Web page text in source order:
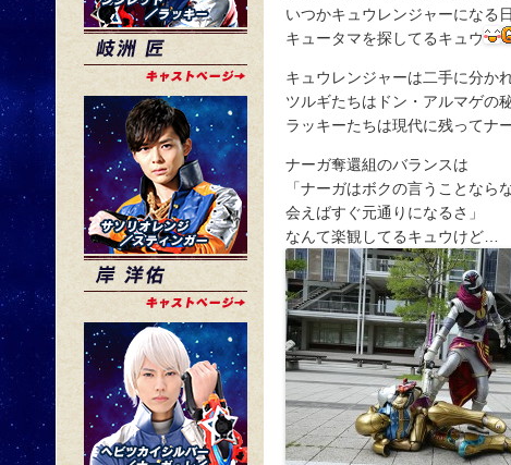
いつかキュウレンジャーになる
キュータマを探してるキュウ
キュウレンジャーは二手に分か
ツルギたちはドン・アルマゲの
ラッキーたちは現代に残ってナ
ナーガ奪還組のバランスは
「ナーガはボクの言うことなら
会えばすぐ元通りになるさ」
なんて楽観してるキュウけど…